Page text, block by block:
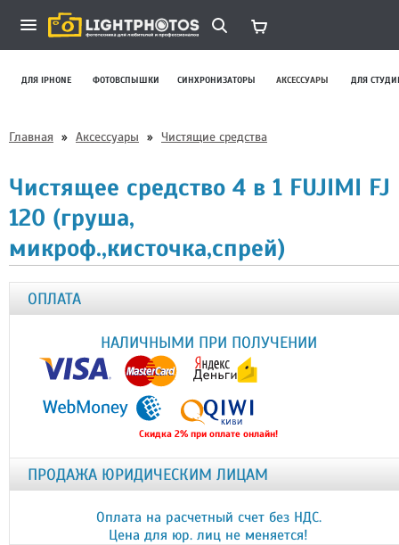
ДЛЯ IPHONE ФОТОВСПЫШКИ СИНХРОНИЗАТОРЫ АКСЕССУАРЫ ДЛЯ
Главная » Аксессуары » Чистящие средства
Чистящее средство 4 в 1 FUJIMI FJ
120 (груша,
микроф.,кисточка,спрей)
ОПЛАТА
НАЛИЧНЫМИ ПРИ ПОЛУЧЕНИИ
Скидка 2% при оплате онлайн!
ПРОДАЖА ЮРИДИЧЕСКИМ ЛИЦАМ
Оплата на расчетный счет без НДС.
Цена для юр. лиц не меняется!